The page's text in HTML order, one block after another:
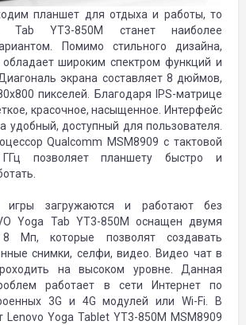
планшет для отдыха и работы, то
Tab YT3-850M станет наиболее
Помимо стильного дизайна,
широким спектром функций и
экрана составляет 8 дюймов,
пикселей. Благодаря IPS-матрице
красочное, насыщенное. Интерфейс
удобный, доступный для пользователя.
Qualcomm MSM8909 с тактовой
позволяет планшету быстро и
игры загружаются и работают без
Yoga Tab YT3-850M оснащен двумя
Мп, которые позволят создавать
снимки, селфи, видео. Видео чат в
на высоком уровне. Данная
работает в сети Интернет по
3G и 4G модулей или Wi-Fi. В
Yoga Tablet YT3-850M MSM8909